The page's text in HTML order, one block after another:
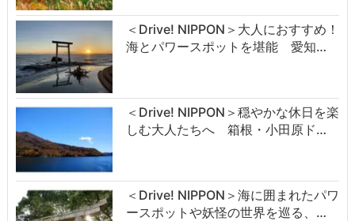
＜Drive! NIPPON＞大人におすすめ！
海とパワースポットを堪能 愛知…
＜Drive! NIPPON＞穏やかな休日を楽
しむ大人たちへ 箱根・小田原ド…
＜Drive! NIPPON＞海に囲まれたパワ
ースポットや妖怪の世界を巡る、…